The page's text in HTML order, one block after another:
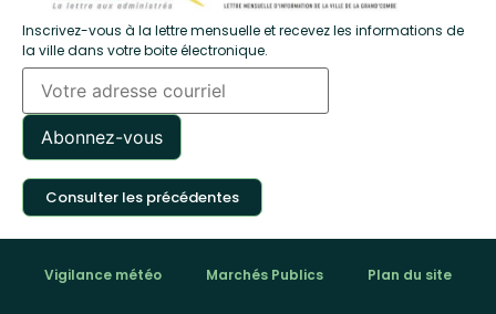
Inscrivez-vous à la lettre mensuelle et recevez les informations de
la ville dans votre boite électronique.
Consulter les précédentes
Vigilance météo Marchés Publics Plan du site